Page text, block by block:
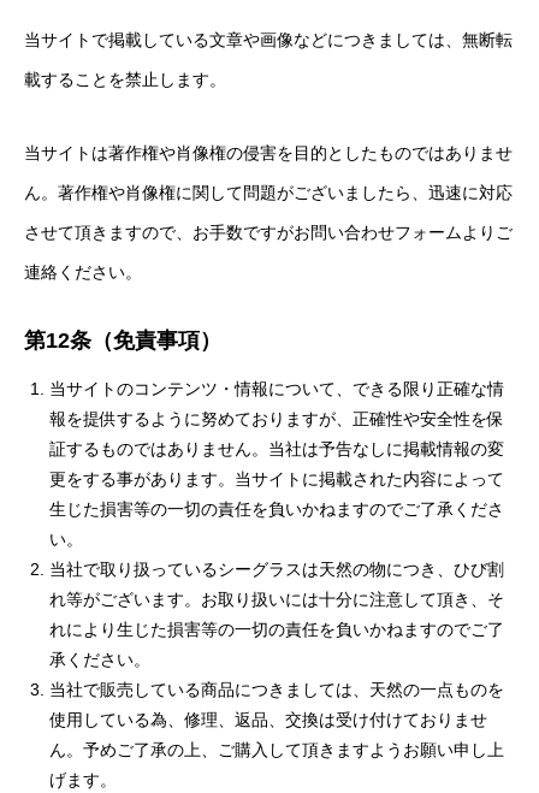
当サイトで掲載している文章や画像などにつきましては、無断転
載することを禁止します。
当サイトは著作権や肖像権の侵害を目的としたものではありませ
ん。著作権や肖像権に関して問題がございましたら、迅速に対応
させて頂きますので、お手数ですがお問い合わせフォームよりご
連絡ください。
第12条（免責事項）
当サイトのコンテンツ・情報について、できる限り正確な情
報を提供するように努めておりますが、正確性や安全性を保
証するものではありません。当社は予告なしに掲載情報の変
更をする事があります。当サイトに掲載された内容によって
生じた損害等の一切の責任を負いかねますのでご了承くださ
い。
当社で取り扱っているシーグラスは天然の物につき、ひび割
れ等がございます。お取り扱いには十分に注意して頂き、そ
れにより生じた損害等の一切の責任を負いかねますのでご了
承ください。
当社で販売している商品につきましては、天然の一点ものを
使用している為、修理、返品、交換は受け付けておりませ
ん。予めご了承の上、ご購入して頂きますようお願い申し上
げます。